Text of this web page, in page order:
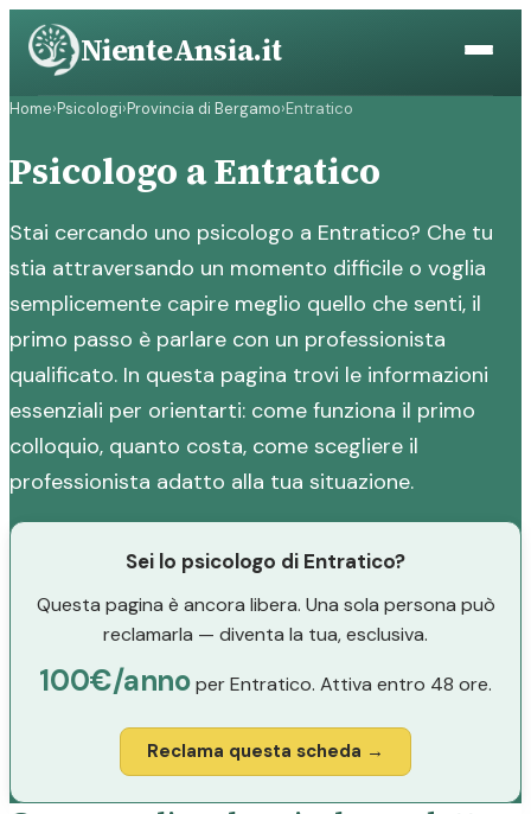
Vai
contenuto
NienteAnsia.it
Home›Psicologi›Provincia di Bergamo›Entratico
Psicologo a Entratico
Stai cercando uno psicologo a Entratico? Che tu
stia attraversando un momento difficile o voglia
semplicemente capire meglio quello che senti, il
primo passo è parlare con un professionista
qualificato. In questa pagina trovi le informazioni
essenziali per orientarti: come funziona il primo
colloquio, quanto costa, come scegliere il
professionista adatto alla tua situazione.
Sei lo psicologo di Entratico?
Questa pagina è ancora libera. Una sola persona può
reclamarla — diventa la tua, esclusiva.
100€/annoper Entratico. Attiva entro 48 ore.
Reclama questa scheda →